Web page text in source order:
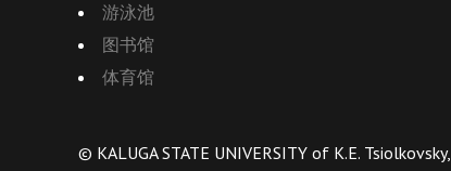
游泳池
图书馆
体育馆
© KALUGA STATE UNIVERSITY of K.E. Tsiolkovsky,